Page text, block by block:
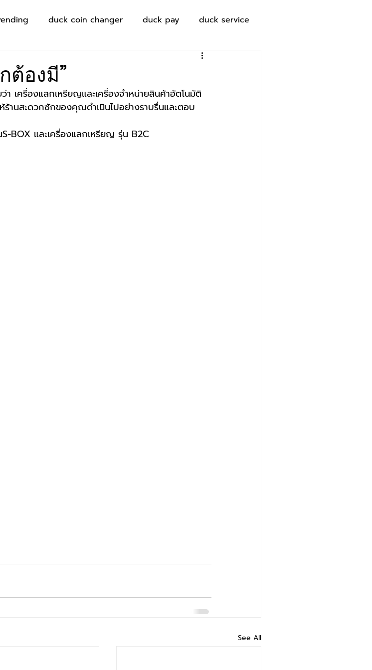
duck coin changer duck pay duck service
ต้องมี”
า เครื่องแลกเหรียญและเครื่องจำหน่ายสินค้าอัตโนมัติ
านสะดวกซักของคุณดำเนินไปอย่างราบรื่นและตอบ
BOX และเครื่องแลกเหรียญ รุ่น B2C
See All